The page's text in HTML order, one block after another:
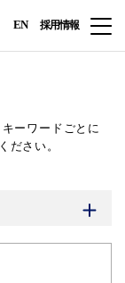
EN 採用情報
キーワードごとに
ださい。